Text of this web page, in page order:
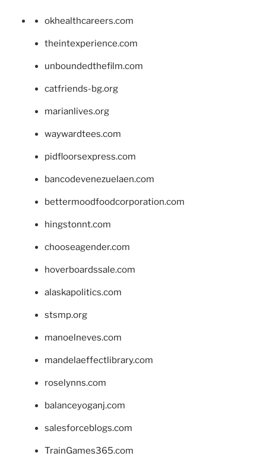
okhealthcareers.com
theintexperience.com
unboundedthefilm.com
catfriends-bg.org
marianlives.org
waywardtees.com
pidfloorsexpress.com
bancodevenezuelaen.com
bettermoodfoodcorporation.com
hingstonnt.com
chooseagender.com
hoverboardssale.com
alaskapolitics.com
stsmp.org
manoelneves.com
mandelaeffectlibrary.com
roselynns.com
balanceyoganj.com
salesforceblogs.com
TrainGames365.com